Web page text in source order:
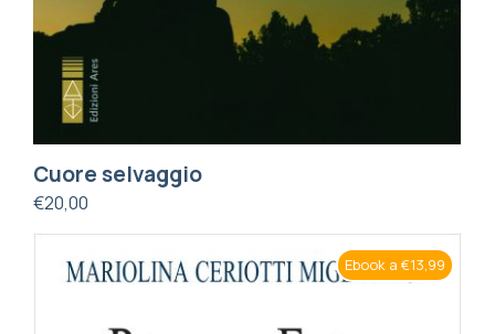
Cuore selvaggio
€20,00
Ebook a €13,99